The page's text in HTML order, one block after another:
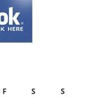
F S
S